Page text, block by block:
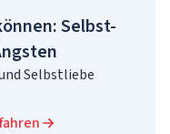
Selbst-
Selbstliebe